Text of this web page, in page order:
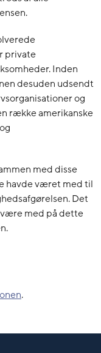
private
Inden
desuden udsendt
og
række amerikanske
med disse
havde været med til
Det
med på dette
.